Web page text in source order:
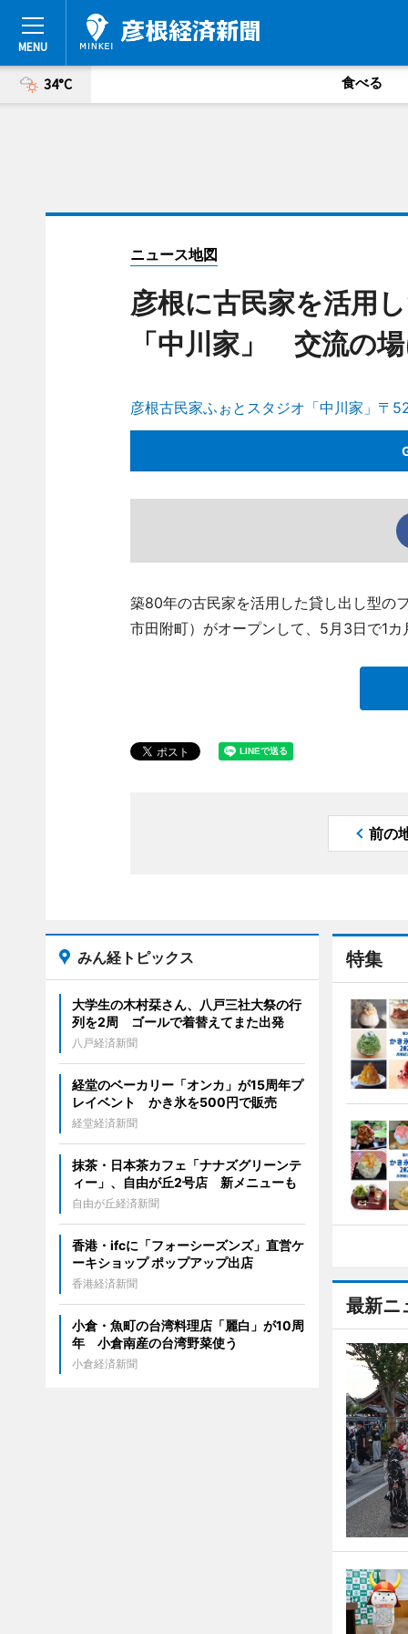
34°C 食べる
ニュース地図
彦根に古民家を活用
「中川家」 交流の
彦根古民家ふぉとスタジオ「中川家」〒
築80年の古民家を活用した貸し出し型の
市田附町）がオープンして、5月3日で1カ
前の
特集
最新ニ
みん経トピックス
大学生の木村栞さん、八戸三社大祭の行
列を2周 ゴールで着替えてまた出発
八戸経済新聞
経堂のベーカリー「オンカ」が15周年プ
レイベント かき氷を500円で販売
経堂経済新聞
抹茶・日本茶カフェ「ナナズグリーンテ
ィー」、自由が丘2号店 新メニューも
自由が丘経済新聞
香港・ifcに「フォーシーズンズ」直営ケ
ーキショップ ポップアップ出店
香港経済新聞
小倉・魚町の台湾料理店「麗白」が10周
年 小倉南産の台湾野菜使う
小倉経済新聞